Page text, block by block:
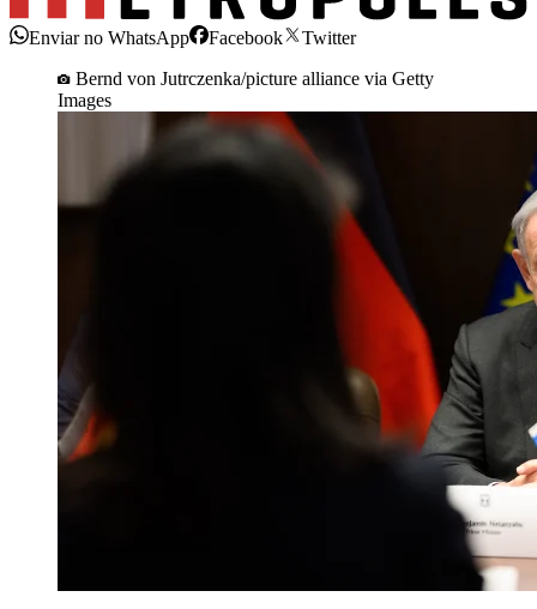
Enviar no WhatsApp Facebook
Twitter
Bernd von Jutrczenka/picture alliance via Getty
Images